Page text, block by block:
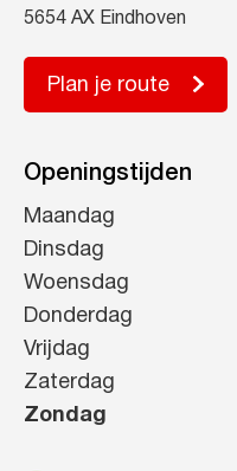
5654 AX Eindhoven
Plan je route
Openingstijden
Maandag
Dinsdag
Woensdag
Donderdag
Vrijdag
Zaterdag
Zondag